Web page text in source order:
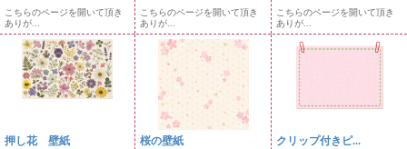
こちらのページを開いて頂き
ありが...
こちらのページを開いて頂き
ありが...
こちらのページを開いて頂き
ありが...
押し花 壁紙 桜の壁紙 クリップ付きピ...